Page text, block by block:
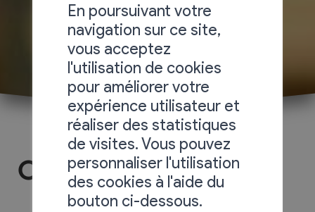
Oxéo Chauffage Sàrl
En poursuivant votre
navigation sur ce site,
vous acceptez
l'utilisation de cookies
pour améliorer votre
expérience utilisateur et
réaliser des statistiques
de visites. Vous pouvez
personnaliser l'utilisation
des cookies à l'aide du
bouton ci-dessous.